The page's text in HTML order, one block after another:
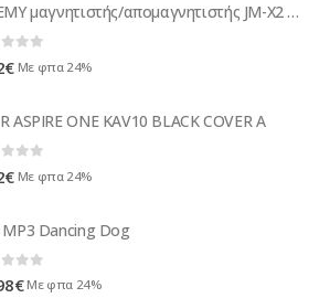
JAKEMY μαγνητιστής/απομαγνητιστής JM-X2 για κατσαβίδια, 1.3-7mm
€ Με φπα 24%
ASPIRE ONE KAV10 BLACK COVER A
€ Με φπα 24%
MP3 Dancing Dog
of 5
€ Με φπα 24%